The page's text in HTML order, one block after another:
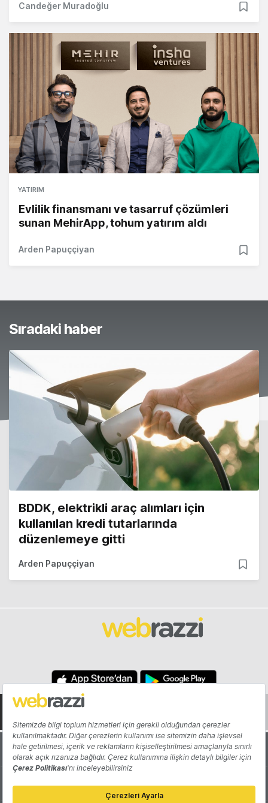
Candeğer Muradoğlu
YATIRIM
Evlilik finansmanı ve tasarruf çözümleri
sunan MehirApp, tohum yatırım aldı
Arden Papuççiyan
Sıradaki haber
BDDK, elektrikli araç alımları için
kullanılan kredi tutarlarında
düzenlemeye gitti
Arden Papuççiyan
Hakkında Yazarlar
Katkıda Bulun Reklam